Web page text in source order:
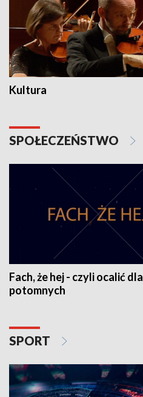
Kultura
SPOŁECZEŃSTWO
Fach, że hej - czyli ocalić dla
potomnych
SPORT